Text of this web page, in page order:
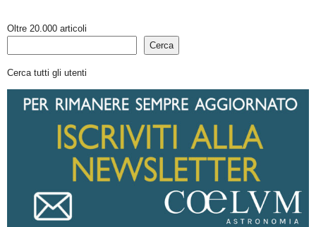
Oltre 20.000 articoli
Cerca
Cerca tutti gli utenti